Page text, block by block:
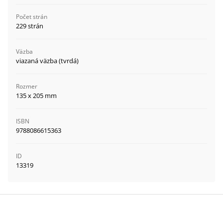
Počet strán
229 strán
Väzba
viazaná väzba (tvrdá)
Rozmer
135 x 205 mm
ISBN
9788086615363
ID
13319